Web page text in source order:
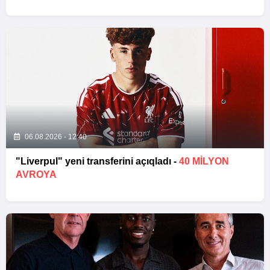
06.08.2026 - 12:40
"Liverpul" yeni transferini açıqladı - 40 MILYON
AVROYA